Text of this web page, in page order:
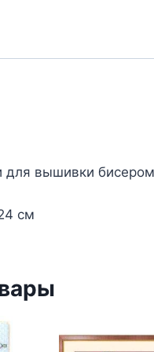
для вышивки бисером
см